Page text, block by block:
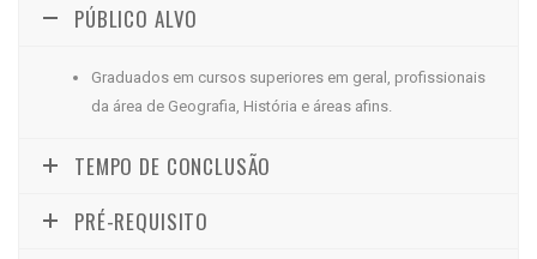
PÚBLICO ALVO
Graduados em cursos superiores em geral, profissionais
da área de Geografia, História e áreas afins.
TEMPO DE CONCLUSÃO
PRÉ-REQUISITO